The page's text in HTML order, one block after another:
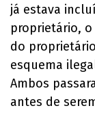
já estava
proprietário,
do
esquema
Ambos
antes de